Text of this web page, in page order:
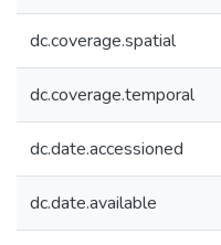
dc.coverage.spatial
dc.coverage.temporal
dc.date.accessioned
dc.date.available